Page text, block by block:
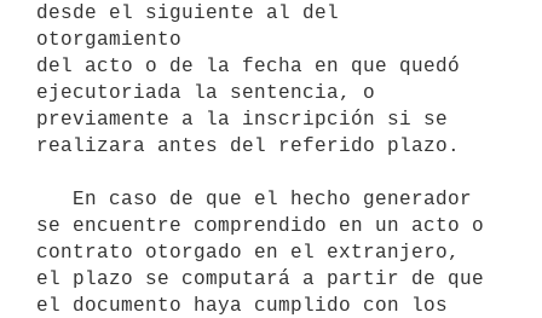
desde el siguiente al del
otorgamiento
del acto o de la fecha en que quedó
ejecutoriada la sentencia, o
previamente a la inscripción si se
realizara antes del referido plazo.
se encuentre comprendido en un acto o
contrato otorgado en el extranjero,
el plazo se computará a partir de que
el documento haya cumplido con los